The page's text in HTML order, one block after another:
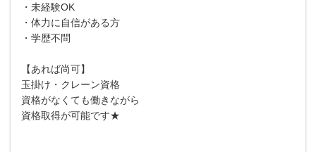
・未経験OK
・体力に自信がある方
・学歴不問
【あれば尚可】
玉掛け・クレーン資格
資格がなくても働きながら
資格取得が可能です★